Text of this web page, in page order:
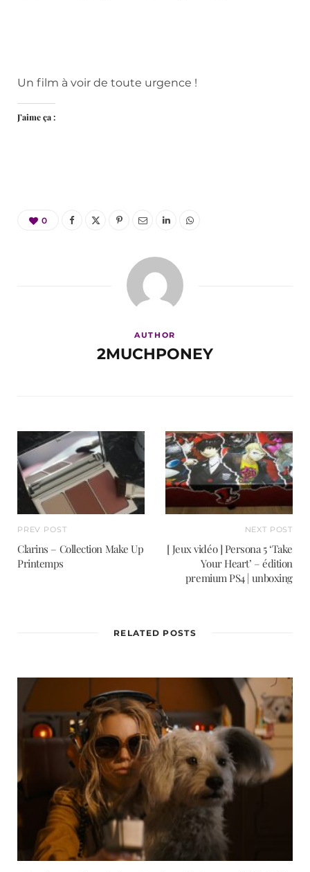
Un film à voir de toute urgence !
J’aime ça :
0
AUTHOR
2MUCHPONEY
PREV POST
Clarins – Collection Make Up
Printemps
NEXT POST
[ Jeux vidéo ] Persona 5 ‘Take
Your Heart’ – édition
premium PS4 | unboxing
RELATED POSTS